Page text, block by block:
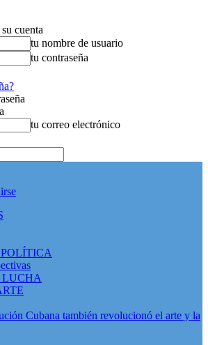
cuenta
tu nombre de usuario
tu contraseña
tu correo electrónico
LUCHA
Cubana también revolucionó el arte y la